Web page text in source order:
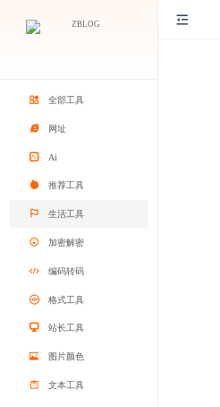
全部工具
网址
Ai
推荐工具
生活工具
加密解密
编码转码
格式工具
站长工具
图片颜色
文本工具